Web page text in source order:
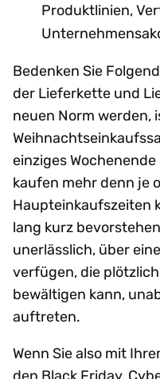
Produktlinien,
Bedenken Sie
der Lieferkette und
neuen Norm werden,
einziges
kaufen mehr denn je
Haupteinkaufszeiten
lang kurz
unerlässlich, über
verfügen, die
bewältigen kann,
auftreten.
Wenn Sie also mit
den Black Friday,